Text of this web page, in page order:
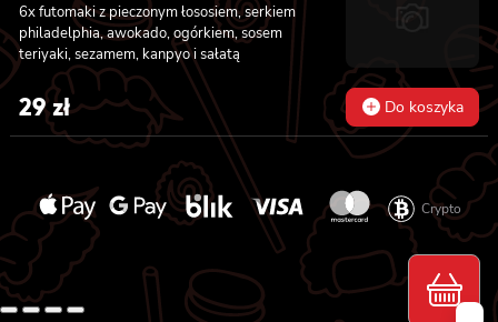
6x futomaki z pieczonym łososiem, serkiem
philadelphia, awokado, ogórkiem, sosem
teriyaki, sezamem, kanpyo i sałatą
29zł Do koszyka
Crypto